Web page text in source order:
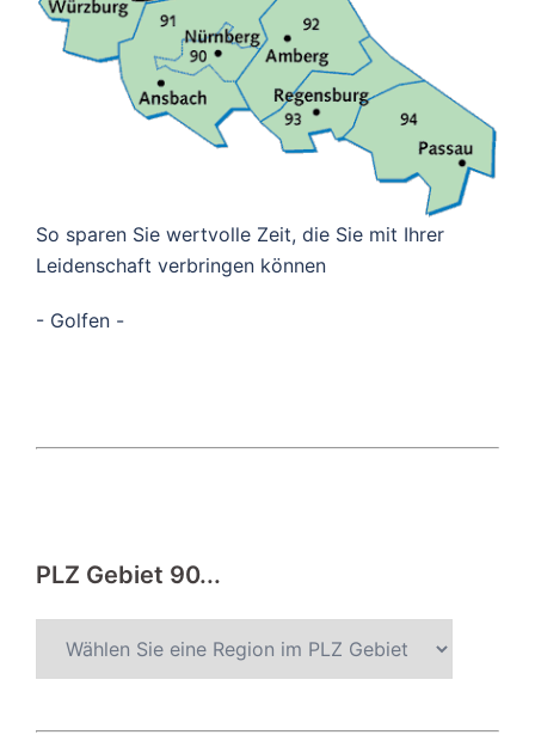
So sparen Sie wertvolle Zeit, die Sie mit Ihrer
Leidenschaft verbringen können
- Golfen -
PLZ Gebiet 90...